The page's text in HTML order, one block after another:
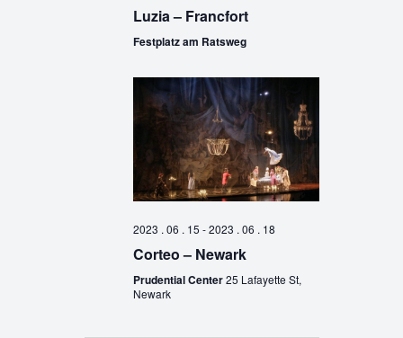
Luzia – Francfort
Festplatz am Ratsweg
2023 . 06 . 15 -2023 . 06 . 18
Corteo – Newark
Prudential Center25 Lafayette St,
Newark